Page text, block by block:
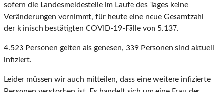
sofern die Landesmeldestelle im Laufe des Tages keine
Veränderungen vornimmt, für heute eine neue Gesamtzahl
der klinisch bestätigten COVID-19-Fälle von 5.137.
4.523 Personen gelten als genesen, 339 Personen sind aktuell
infiziert.
Leider müssen wir auch mitteilen, dass eine weitere infizierte